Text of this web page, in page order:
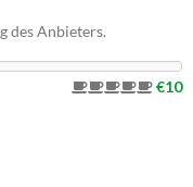
des Anbieters.
€10